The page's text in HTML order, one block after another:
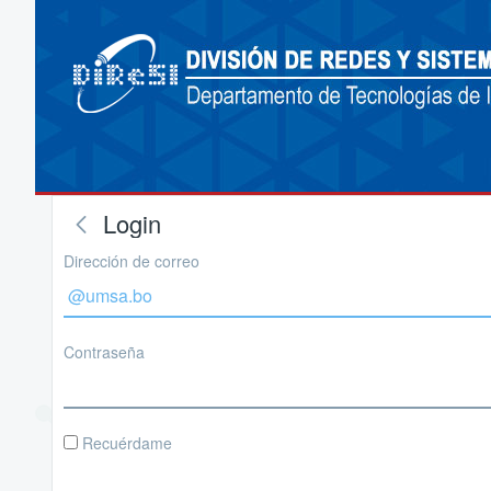
Login
Dirección de correo
Contraseña
Recuérdame